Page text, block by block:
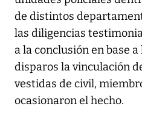
de distintos
las diligencias
a la conclusión en base
disparos la vinculación
vestidas de civil,
ocasionaron el hecho.